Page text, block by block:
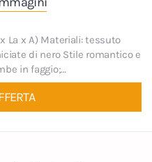
La x A) Materiali: tessuto
di nero Stile romantico e
in faggio;…